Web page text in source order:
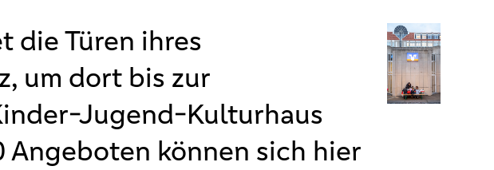
die Türen ihres
um dort bis zur
Jugend-Kulturhaus
Angeboten können sich hier